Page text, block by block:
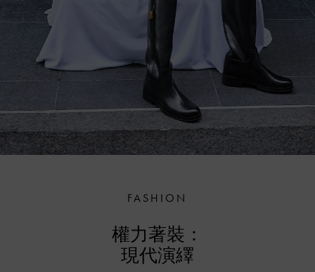
FASHION
權力著裝：
現代演繹